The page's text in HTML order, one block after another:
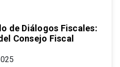
de Diálogos Fiscales:
Consejo Fiscal